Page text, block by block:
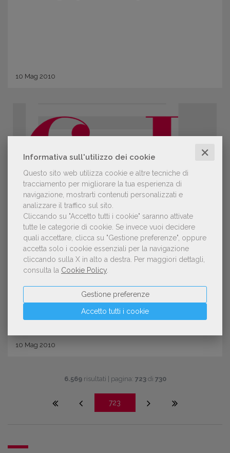
Informativa sull'utilizzo dei cookie ✕
Questo sito web utilizza cookie e altre tecniche di
tracciamento per migliorare la tua esperienza di
navigazione, mostrarti contenuti personalizzati e
analizzare il traffico sul sito.
Cliccando su "Accetto tutti i cookie" saranno attivate
tutte le categorie di cookie. Se invece vuoi decidere
quali accettare, clicca su "Gestione preferenze", oppure
accetta solo i cookie essenziali per la navigazione
cliccando sulla X in alto a destra.
Per maggiori dettagli,
consulta la Cookie Policy
Accetto tutti i cookie
Gestione preferenze
10 Mag 2010
INNOVAZIONE
Regno Unito: vendite libri digitali al
5%
10 Mag 2010
6.569risultati | pagina: 723di 730
723